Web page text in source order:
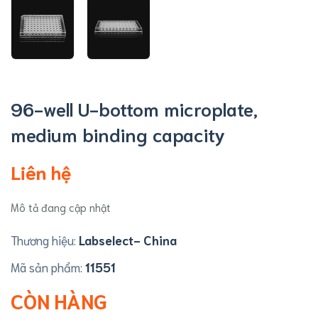
96-well U-bottom microplate,
medium binding capacity
Liên hệ
Mô tả đang cập nhật
Thương hiệu: Labselect- China
Mã sản phẩm: 11551
CÒN HÀNG